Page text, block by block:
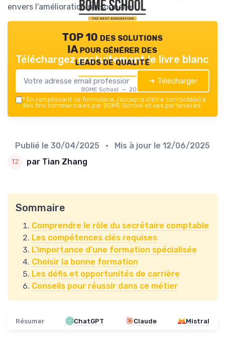
envers l'amélioration personnelle.
TOP 10 des solutions
IA pour générer des
leads de qualité
BOME School — 2026
Téléchargez gratuitement le livre blanc
➔ Télécharger
* En remplissant ce formulaire, j’accepte d’être contacté(e) à
des fins commerciales par BOME School et ses partenaires.
Publié le 30/04/2025 • Mis à jour le 12/06/2025
par Tian Zhang
Sommaire
Comprendre le rôle du secrétaire comptable
Les compétences clés requises
L'importance d'une formation spécialisée
Choisir la bonne formation
Les défis et opportunités de carrière
Conseils pour réussir dans ce métier
Résumer ChatGPT Claude Mistral